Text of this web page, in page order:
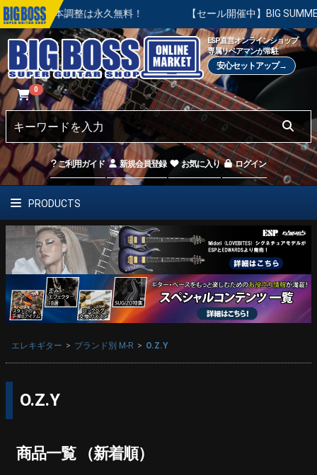
本調整は永久無料！ 【セール開催中】BIG SUMMER
ESP直営オンラインショップ
専属リペアマンが常駐
安心セットアップ→
0
ご利用ガイド 新規会員登録 お気に入り ログイン
PRODUCTS
エレキギター ブランド別 M-R O.Z.Y
O.Z.Y
商品一覧 （新着順）